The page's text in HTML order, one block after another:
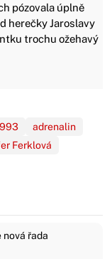
pózovala úplně
herečky Jaroslavy
trochu ožehavý
adrenalin
Ferklová
nová řada